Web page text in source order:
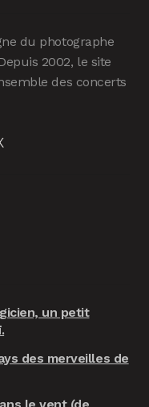
du photographe
2002, le site
des concerts
un petit
des merveilles de